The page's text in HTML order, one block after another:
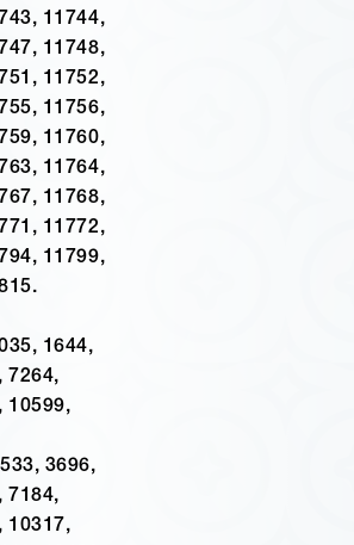
11744,
11748,
11752,
11756,
11760,
11764,
11768,
11772,
11799,
1644,
7264,
10599,
3696,
7184,
10317,